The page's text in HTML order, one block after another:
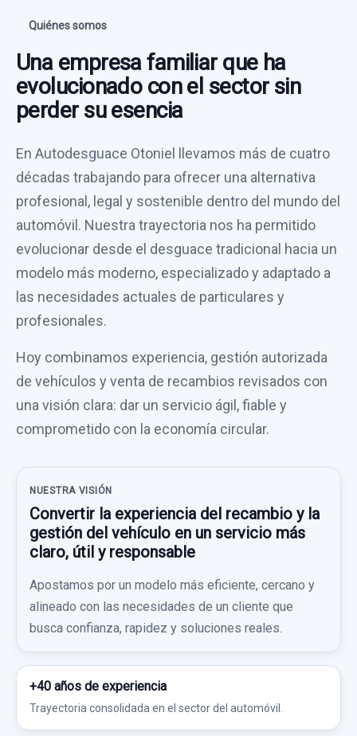
Quiénes somos
Una empresa familiar que ha
evolucionado con el sector sin
perder su esencia
En Autodesguace Otoniel llevamos más de cuatro
décadas trabajando para ofrecer una alternativa
profesional, legal y sostenible dentro del mundo del
automóvil. Nuestra trayectoria nos ha permitido
evolucionar desde el desguace tradicional hacia un
modelo más moderno, especializado y adaptado a
las necesidades actuales de particulares y
profesionales.
Hoy combinamos experiencia, gestión autorizada
de vehículos y venta de recambios revisados con
una visión clara: dar un servicio ágil, fiable y
comprometido con la economía circular.
NUESTRA VISIÓN
Convertir la experiencia del recambio y la
gestión del vehículo en un servicio más
claro, útil y responsable
Apostamos por un modelo más eficiente, cercano y
alineado con las necesidades de un cliente que
busca confianza, rapidez y soluciones reales.
+40 años de experiencia
Trayectoria consolidada en el sector del automóvil.